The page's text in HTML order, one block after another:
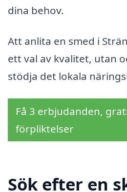
dina behov.
Att anlita en smed i
ett val av kvalitet, utan
stödja det lokala
Få 3 erbjudanden,
förpliktelser
Sök efter en